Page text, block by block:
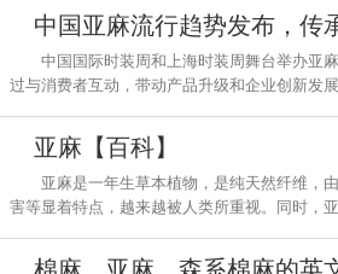
然的元素发展，棉麻和亚麻的面料衣服也广受
下面我们一起来看看。
中国国际时装周和上海时装周舞台举办亚
过与消费者互动，带动产品升级和企业创新发
亚麻【百科】
亚麻是一年生草本植物，是纯天然纤维，
害等显着特点，越来越被人类所重视。同时，